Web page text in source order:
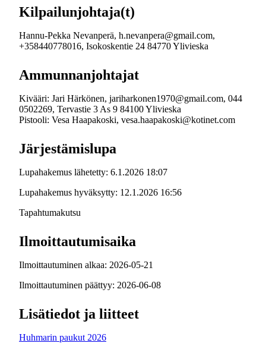
Kilpailunjohtaja(t)
Hannu-Pekka Nevanperä, h.nevanpera@gmail.com,
+358440778016, Isokoskentie 24 84770 Ylivieska
Ammunnanjohtajat
Kivääri: Jari Härkönen, jariharkonen1970@gmail.com, 044
0502269, Tervastie 3 As 9 84100 Ylivieska
Pistooli: Vesa Haapakoski, vesa.haapakoski@kotinet.com
Järjestämislupa
Lupahakemus lähetetty: 6.1.2026 18:07
Lupahakemus hyväksytty: 12.1.2026 16:56
Tapahtumakutsu
Ilmoittautumisaika
Ilmoittautuminen alkaa: 2026-05-21
Ilmoittautuminen päättyy: 2026-06-08
Lisätiedot ja liitteet
Huhmarin paukut 2026